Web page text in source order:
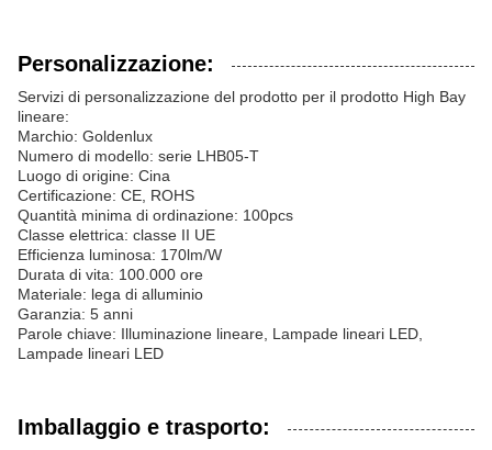
Personalizzazione:
Servizi di personalizzazione del prodotto per il prodotto High Bay
lineare:
Marchio: Goldenlux
Numero di modello: serie LHB05-T
Luogo di origine: Cina
Certificazione: CE, ROHS
Quantità minima di ordinazione: 100pcs
Classe elettrica: classe II UE
Efficienza luminosa: 170lm/W
Durata di vita: 100.000 ore
Materiale: lega di alluminio
Garanzia: 5 anni
Parole chiave: Illuminazione lineare, Lampade lineari LED,
Lampade lineari LED
Imballaggio e trasporto: